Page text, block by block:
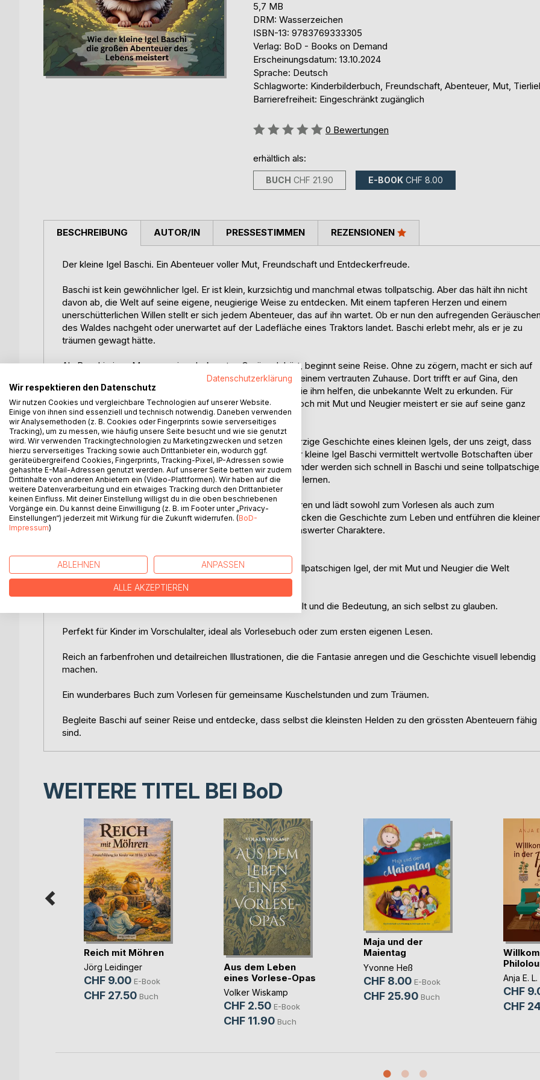
5,7 MB
DRM: Wasserzeichen
ISBN-13: 9783769333305
Verlag: BoD - Books on Demand
Erscheinungsdatum: 13.10.2024
Sprache: Deutsch
Schlagworte: Kinderbilderbuch, Freundschaft, Abenteuer, Mut,
Barrierefreiheit: Eingeschränkt zugänglich
Bewertung::
0 Bewertungen
erhältlich als:
BUCH CHF 21.90 E-BOOK CHF 8.00
BESCHREIBUNG
Der kleine Igel Baschi. Ein Abenteuer voller Mut, Freundschaft und Entdeckerfreude.
Baschi ist kein gewöhnlicher Igel. Er ist klein, kurzsichtig und manchmal etwas tollpatschig. Aber das hält ihn nicht
davon ab, die Welt auf seine eigene, neugierige Weise zu entdecken. Mit einem tapferen Herzen und einem
unerschütterlichen Willen stellt er sich jedem Abenteuer, das auf ihn wartet. Ob er nun den aufregenden Geräuschen
des Waldes nachgeht oder unerwartet auf der Ladefläche eines Traktors landet. Baschi erlebt mehr, als er je zu
träumen gewagt hätte.
Als Baschi eines Morgens ein unbekanntes Geräusch hört, beginnt seine Reise. Ohne zu zögern, macht er sich auf
den Weg und landet auf einem Bauernhof, weit weg von seinem vertrauten Zuhause. Dort trifft er auf Gina, den
freundlichen Hofhund, und viele neue tierische Freunde, die ihm helfen, die unbekannte Welt zu erkunden. Für
Baschi ist jede neue Begegnung eine Herausforderung, doch mit Mut und Neugier meistert er sie auf seine ganz
eigene Weise.
Dieses liebevoll illustrierte Kinderbuch erzählt die warmherzige Geschichte eines kleinen Igels, der uns zeigt, dass
man trotz kleiner Schwächen Grosses erreichen kann. Der kleine Igel Baschi vermittelt wertvolle Botschaften über
Freundschaft, Mut und die Kraft des Entdeckergeistes. Kinder werden sich schnell in Baschi und seine tollpatschige,
aber mutige Art verlieben und mit ihm lachen, staunen und lernen.
Das Bilderbuch ist ideal für Kinder im Alter von 3 bis 6 Jahren und lädt sowohl zum Vorlesen als auch zum
Selberentdecken ein. Die farbenfrohen Illustrationen erwecken die Geschichte zum Leben und entführen die
Leser in eine Welt voller spannender Abenteuer und liebenswerter Charaktere.
Eine zauberhafte Geschichte über einen liebenswerten, tollpatschigen Igel, der mit Mut und Neugier die Welt
erkundet.
Vermittelt wichtige Werte wie Freundschaft, Zusammenhalt und die Bedeutung, an sich selbst zu glauben.
Perfekt für Kinder im Vorschulalter, ideal als Vorlesebuch oder zum ersten eigenen Lesen.
Reich an farbenfrohen und detailreichen Illustrationen, die die Fantasie anregen und die Geschichte visuell lebendig
machen.
Ein wunderbares Buch zum Vorlesen für gemeinsame Kuschelstunden und zum Träumen.
Begleite Baschi auf seiner Reise und entdecke, dass selbst die kleinsten Helden zu den grössten Abenteuern fähig
sind.
AUTOR/IN PRESSESTIMMEN REZENSIONEN
WEITERE TITEL BEI BoD
Reich mit Möhren
Jörg Leidinger
CHF 9.00 E-Book
CHF 27.50 Buch
Aus dem Leben
eines Vorlese-Opas
Volker Wiskamp
CHF 2.50 E-Book
CHF 11.90 Buch
Maja und der
Maientag
Yvonne Heß
CHF 8.00 E-Book
CHF 25.90 Buch
Anja E.
CHF
CHF
Datenschutzerklärung
Wir respektieren den Datenschutz
Wir nutzen Cookies und vergleichbare Technologien auf unserer Website.
Einige von ihnen sind essenziell und technisch notwendig. Daneben verwenden
wir Analysemethoden (z. B. Cookies oder Fingerprints sowie serverseitiges
Tracking), um zu messen, wie häufig unsere Seite besucht und wie sie genutzt
wird. Wir verwenden Trackingtechnologien zu Marketingzwecken und setzen
hierzu serverseitiges Tracking sowie auch Drittanbieter ein, wodurch ggf.
geräteübergreifend Cookies, Fingerprints, Tracking-Pixel, IP-Adressen sowie
gehashte E-Mail-Adressen genutzt werden. Auf unserer Seite betten wir zudem
Drittinhalte von anderen Anbietern ein (Video-Plattformen). Wir haben auf die
weitere Datenverarbeitung und ein etwaiges Tracking durch den Drittanbieter
keinen Einfluss. Mit deiner Einstellung willigst du in die oben beschriebenen
Vorgänge ein. Du kannst deine Einwilligung (z. B. im Footer unter „Privacy-
Einstellungen“) jederzeit mit Wirkung für die Zukunft widerrufen. (BoD-
Impressum)
ABLEHNEN ANPASSEN
ALLE AKZEPTIEREN